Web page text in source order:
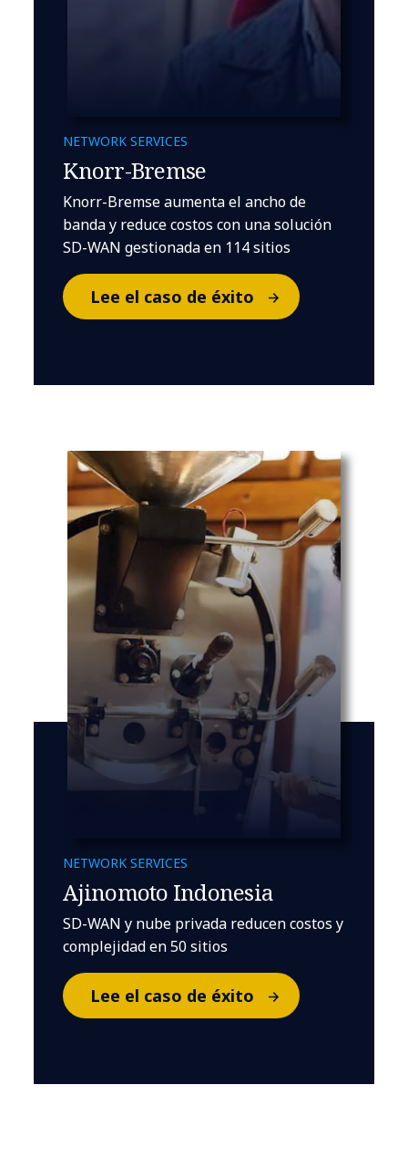
NETWORK SERVICES
Knorr-Bremse
Knorr-Bremse aumenta el ancho de
banda y reduce costos con una solución
SD-WAN gestionada en 114 sitios
Lee el caso de éxito
NETWORK SERVICES
Ajinomoto Indonesia
SD-WAN y nube privada reducen costos y
complejidad en 50 sitios
Lee el caso de éxito